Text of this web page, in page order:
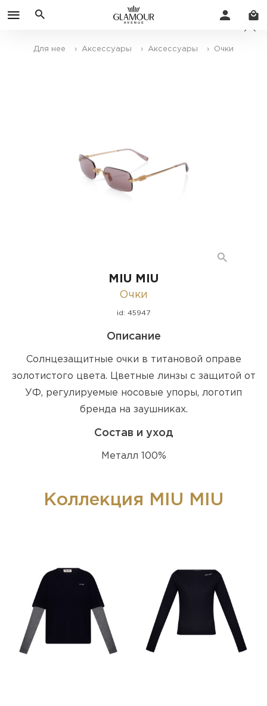
Для нее › Аксессуары › Аксессуары › Очки
MIU MIU
Очки
id: 45947
Описание
Солнцезащитные очки в титановой оправе
золотистого цвета. Цветные линзы с защитой от
УФ, регулируемые носовые упоры, логотип
бренда на заушниках.
Состав и уход
Металл 100%
Коллекция MIU MIU